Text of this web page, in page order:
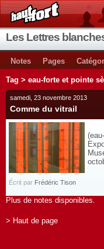
Les Lettres
Notes Pages
Tag > eau-forte et pointe
samedi, 23 novembre 2013
Comme du vitrail
Écrit par Frédéric Tison
Plus de notes disponibles.
> Haut de page